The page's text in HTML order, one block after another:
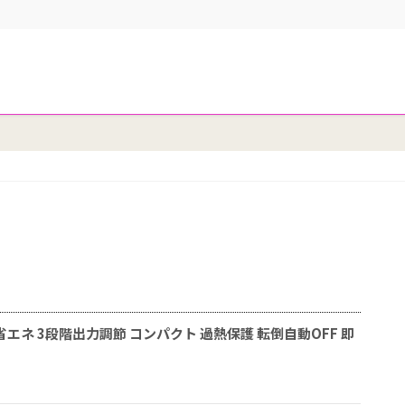
ネ 3段階出力調節 コンパクト 過熱保護 転倒自動OFF 即